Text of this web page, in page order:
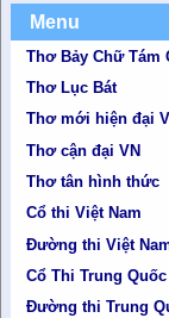
Menu
Thơ Bảy Chữ Tám
Thơ Lục Bát
Thơ mới hiện đại
Thơ cận đại VN
Thơ tân hình thức
Cổ thi Việt Nam
Đường thi Việt
Cổ Thi Trung Quốc
Đường thi Trung